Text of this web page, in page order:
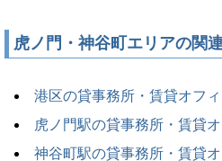
虎ノ門・神谷町エリアの関
港区の貸事務所・賃貸オフ
虎ノ門駅の貸事務所・賃貸
神谷町駅の貸事務所・賃貸